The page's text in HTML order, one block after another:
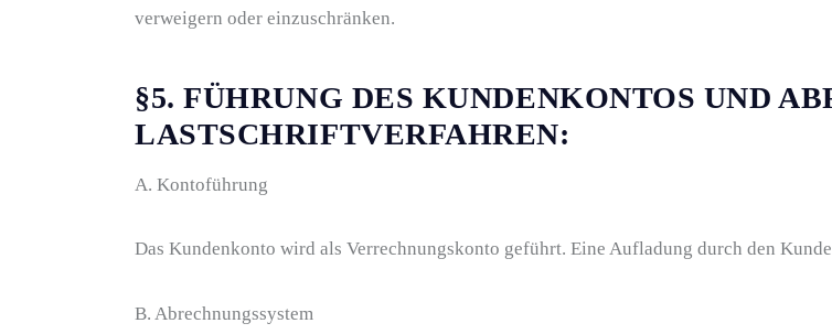
verweigern oder einzuschränken.
§5. FÜHRUNG DES KUNDENKONTOS UND
LASTSCHRIFTVERFAHREN:
A. Kontoführung
Das Kundenkonto wird als Verrechnungskonto geführt. Eine Aufladung durch den
B. Abrechnungssystem